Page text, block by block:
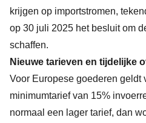
krijgen op importstromen,
op 30 juli 2025 het besluit om
schaffen.
Nieuwe tarieven en tijdelijke
Voor Europese goederen geldt
minimumtarief van 15%
normaal een lager tarief, dan